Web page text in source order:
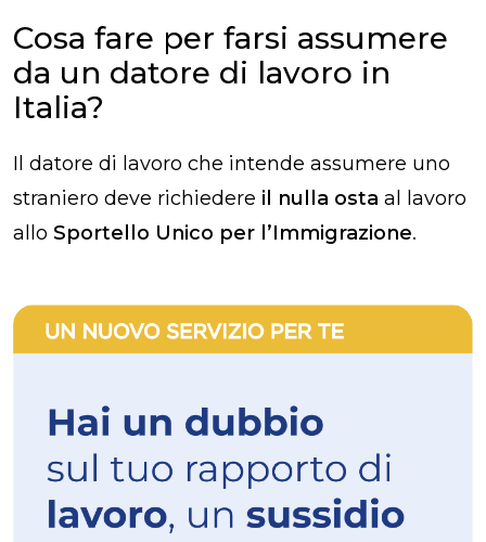
Cosa fare per farsi assumere
da un datore di lavoro in
Italia?
Il datore di lavoro che intende assumere uno
straniero deve richiedere il nulla osta al lavoro
allo Sportello Unico per l’Immigrazione.